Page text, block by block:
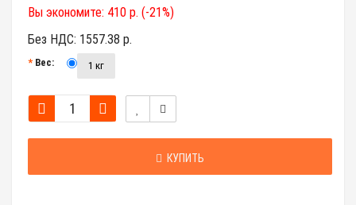
Вы экономите: 410 р. (-21%)
Без НДС: 1557.38 р.
Вес: 1 кг
КУПИТЬ